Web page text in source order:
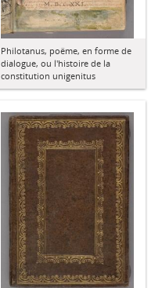
Philotanus, poëme, en forme de
dialogue, ou l'histoire de la
constitution unigenitus